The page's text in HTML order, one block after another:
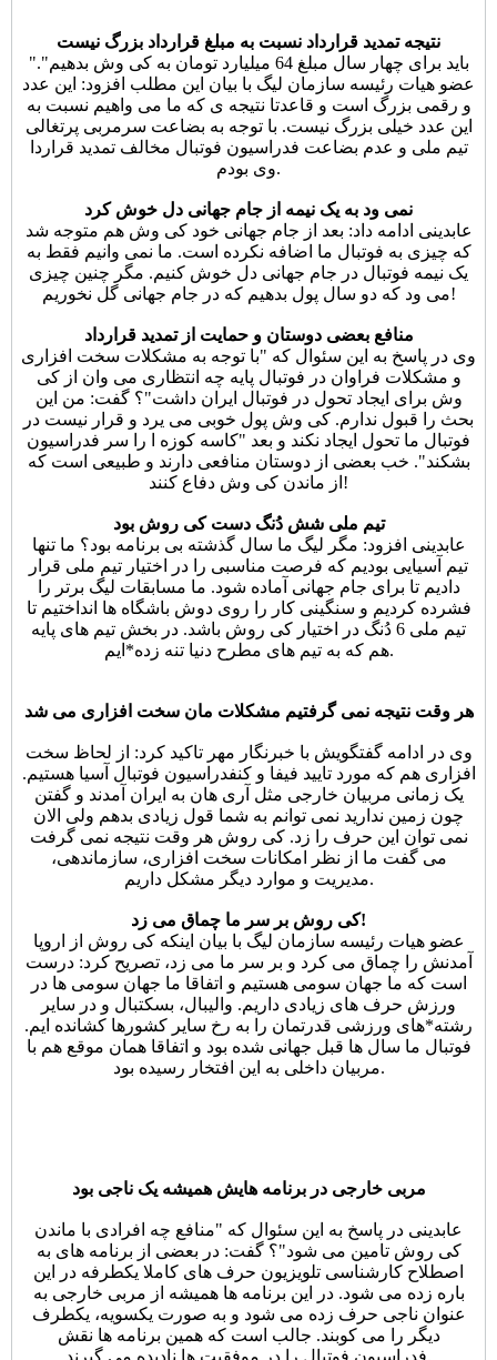
نتیجه تمدید قرارداد نسبت به مبلغ قرارداد بزرگ نیست
"باید برای چهار سال مبلغ 64 میلیارد تومان به کی وش بدهیم".
عضو هیات رئیسه سازمان لیگ با بیان این مطلب افزود: این عدد
و رقمی بزرگ است و قاعدتا نتیجه ی که ما می واهیم نسبت به
این عدد خیلی بزرگ نیست. با توجه به بضاعت سرمربی پرتغالی
تیم ملی و عدم بضاعت فدراسیون فوتبال مخالف تمدید قراردا
وی بودم.
نمی ود به یک نیمه از جام جهانی دل خوش کرد
عابدینی ادامه داد: بعد از جام جهانی خود کی وش هم متوجه شد
که چیزی به فوتبال ما اضافه نکرده است. ما نمی وانیم فقط به
یک نیمه فوتبال در جام جهانی دل خوش کنیم. مگر چنین چیزی
می ود که دو سال پول بدهیم که در جام جهانی گل نخوریم!
منافع بعضی دوستان و حمایت از تمدید قرارداد
وی در پاسخ به این سئوال که "با توجه به مشکلات سخت افزاری
و مشکلات فراوان در فوتبال پایه چه انتظاری می وان از کی
وش برای ایجاد تحول در فوتبال ایران داشت"؟ گفت: من این
بحث را قبول ندارم. کی وش پول خوبی می یرد و قرار نیست در
فوتبال ما تحول ایجاد نکند و بعد "کاسه کوزه ا را سر فدراسیون
بشکند". خب بعضی از دوستان منافعی دارند و طبیعی است که
از ماندن کی وش دفاع کنند!
تیم ملی شش دُنگ دست کی روش بود
عابدینی افزود: مگر لیگ ما سال گذشته بی برنامه بود؟ ما تنها
تیم آسیایی بودیم که فرصت مناسبی را در اختیار تیم ملی قرار
دادیم تا برای جام جهانی آماده شود. ما مسابقات لیگ برتر را
فشرده کردیم و سنگینی کار را روی دوش باشگاه ها انداختیم تا
تیم ملی 6 دُنگ در اختیار کی روش باشد. در بخش تیم های پایه
هم که به تیم های مطرح دنیا تنه زده*ایم.
هر وقت نتیجه نمی گرفتیم مشکلات مان سخت افزاری می شد
وی در ادامه گفتگویش با خبرنگار مهر تاکید کرد: از لحاظ سخت
افزاری هم که مورد تایید فیفا و کنفدراسیون فوتبال آسیا هستیم.
یک زمانی مربیان خارجی مثل آری هان به ایران آمدند و گفتن
چون زمین ندارید نمی توانم به شما قول زیادی بدهم ولی الان
نمی توان این حرف را زد. کی روش هر وقت نتیجه نمی گرفت
می گفت ما از نظر امکانات سخت افزاری، سازماندهی،
مدیریت و موارد دیگر مشکل داریم.
کی روش بر سر ما چماق می زد!
عضو هیات رئیسه سازمان لیگ با بیان اینکه کی روش از اروپا
آمدنش را چماق می کرد و بر سر ما می زد، تصریح کرد: درست
است که ما جهان سومی هستیم و اتفاقا ما جهان سومی ها در
ورزش حرف های زیادی داریم. والیبال، بسکتبال و در سایر
رشته*های ورزشی قدرتمان را به رخ سایر کشورها کشانده ایم.
فوتبال ما سال ها قبل جهانی شده بود و اتفاقا همان موقع هم با
مربیان داخلی به این افتخار رسیده بود.
مربی خارجی در برنامه هایش همیشه یک ناجی بود
عابدینی در پاسخ به این سئوال که "منافع چه افرادی با ماندن
کی روش تامین می شود"؟ گفت: در بعضی از برنامه های به
اصطلاح کارشناسی تلویزیون حرف های کاملا یکطرفه در این
باره زده می شود. در این برنامه ها همیشه از مربی خارجی به
عنوان ناجی حرف زده می شود و به صورت یکسویه، یکطرف
دیگر را می کوبند. جالب است که همین برنامه ها نقش
فدراسیون فوتبال را در موفقیت ها نادیده می گیرند.